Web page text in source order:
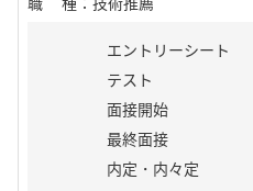
エントリーシート
テスト
面接開始
最終面接
内定・内々定